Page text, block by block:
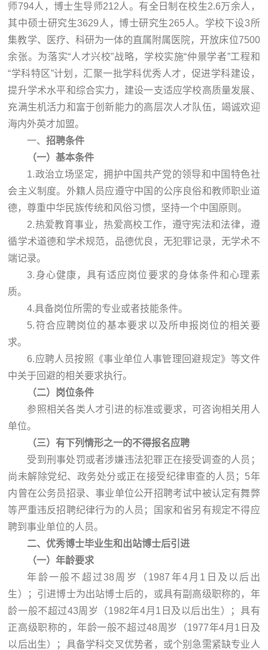
师794人，博士生导师212人。有全日制在校生2.6万余人，
其中硕士研究生3629人，博士研究生265人。学校下设3所
集教学、医疗、科研为一体的直属附属医院，开放床位7500
余张。为落实“人才兴校”战略，学校实施“仲景学者”工程和
“学科特区”计划，汇聚一批学科优秀人才，促进学科建设，
提升学术水平和综合实力，建设一支适应学校高质量发展、
充满生机活力和富于创新能力的高层次人才队伍，竭诚欢迎
海内外英才加盟。
一、招聘条件
（一）基本条件
1.政治立场坚定，拥护中国共产党的领导和中国特色社
会主义制度。外籍人员应遵守中国的公序良俗和教师职业道
德，尊重中华民族传统和风俗习惯，坚持一个中国原则。
2.热爱教育事业，热爱高校工作，遵守宪法和法律，遵
循学术道德和学术规范，品德优良，无犯罪记录，无学术不
端记录。
3.身心健康，具有适应岗位要求的身体条件和心理素
质。
4.具备岗位所需的专业或者技能条件。
5.符合应聘岗位的基本要求以及所申报岗位的相关要
求。
6.应聘人员按照《事业单位人事管理回避规定》等文件
中关于回避的相关要求执行。
（二）岗位条件
参照相关各类人才引进的标准或要求，可咨询相关用人
单位。
（三）有下列情形之一的不得报名应聘
受到刑事处罚或者涉嫌违法犯罪正在接受调查的人员；
尚未解除党纪、政务处分或正在接受纪律审查的人员；5年
内曾在公务员招录、事业单位公开招聘考试中被认定有舞弊
等严重违反招聘纪律行为的人员；国家和省另有规定不得应
聘到事业单位的人员。
二、优秀博士毕业生和出站博士后引进
（一）年龄要求
年龄一般不超过38周岁（1987年4月1日及以后出
生）；引进博士为出站博士后的，或具有副高级职称的，年
龄一般不超过43周岁（1982年4月1日及以后出生）；具有
正高级职称的，年龄一般不超过48周岁（1977年4月1日及
以后出生）；具备学科交叉优势者，或个别急需紧缺专业人